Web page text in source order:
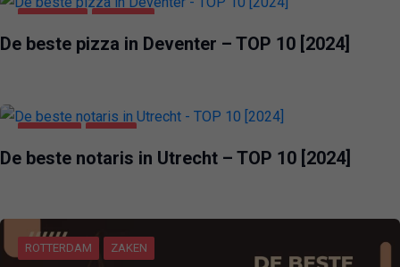
De beste pizza in Deventer – TOP 10 [2024]
De beste notaris in Utrecht – TOP 10 [2024]
ROTTERDAM ZAKEN